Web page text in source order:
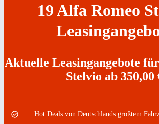
19 Alfa Romeo
Aktuelle Leasingangebote
Stelvio ab 350,00
Hot Deals von Deutschlands größtem